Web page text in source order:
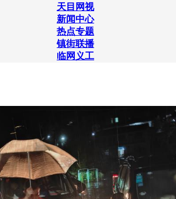
天目网视
新闻中心
热点专题
镇街联播
临网义工